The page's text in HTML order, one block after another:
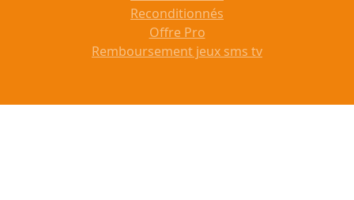
Reconditionnés
Offre Pro
Remboursement jeux sms tv